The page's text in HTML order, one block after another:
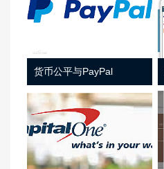
货币公平与PayPal